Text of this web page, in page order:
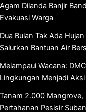
Agam Dilanda Banjir
Evakuasi Warga
Dua Bulan Tak Ada
Salurkan Bantuan Air
Melampaui Wacana:
Lingkungan Menjadi
Tanam 2.000 Mangrove,
Pertahanan Pesisir